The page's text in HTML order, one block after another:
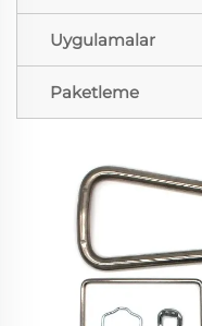
Uygulamalar
Paketleme